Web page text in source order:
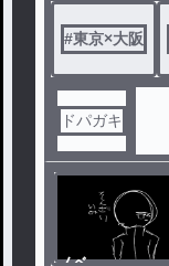
#東京×大阪
ドパガキ